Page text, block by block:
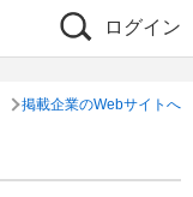
ログイン
掲載企業のWebサイトへ